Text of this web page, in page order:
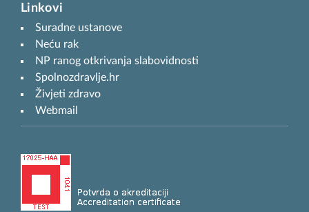
Linkovi
Suradne ustanove
Neću rak
NP ranog otkrivanja slabovidnosti
Spolnozdravlje.hr
Živjeti zdravo
Webmail